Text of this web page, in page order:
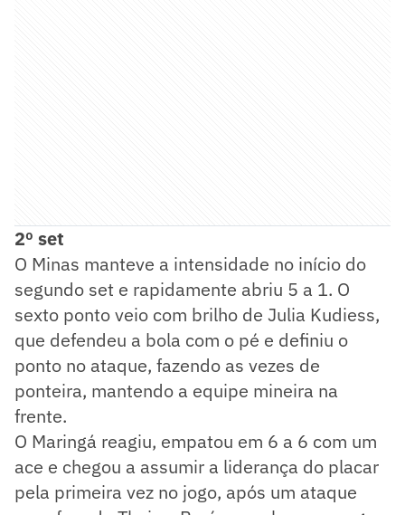
2º set
O Minas manteve a intensidade no início do
segundo set e rapidamente abriu 5 a 1. O
sexto ponto veio com brilho de Julia Kudiess,
que defendeu a bola com o pé e definiu o
ponto no ataque, fazendo as vezes de
ponteira, mantendo a equipe mineira na
frente.
O Maringá reagiu, empatou em 6 a 6 com um
ace e chegou a assumir a liderança do placar
pela primeira vez no jogo, após um ataque